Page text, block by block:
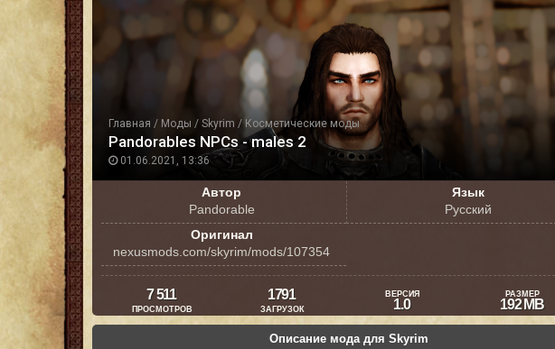
Главная / Моды / Skyrim / Косметические моды
01.06.2021, 13:36
Pandorables NPCs - males 2
Автор
Pandorable
Язык
Русский
Оригинал
nexusmods.com/skyrim/mods/107354
7 511
ПРОСМОТРОВ
1791
ЗАГРУЗОК
ВЕРСИЯ
1.0
РАЗМЕР
192 MB
Описание мода для Skyrim